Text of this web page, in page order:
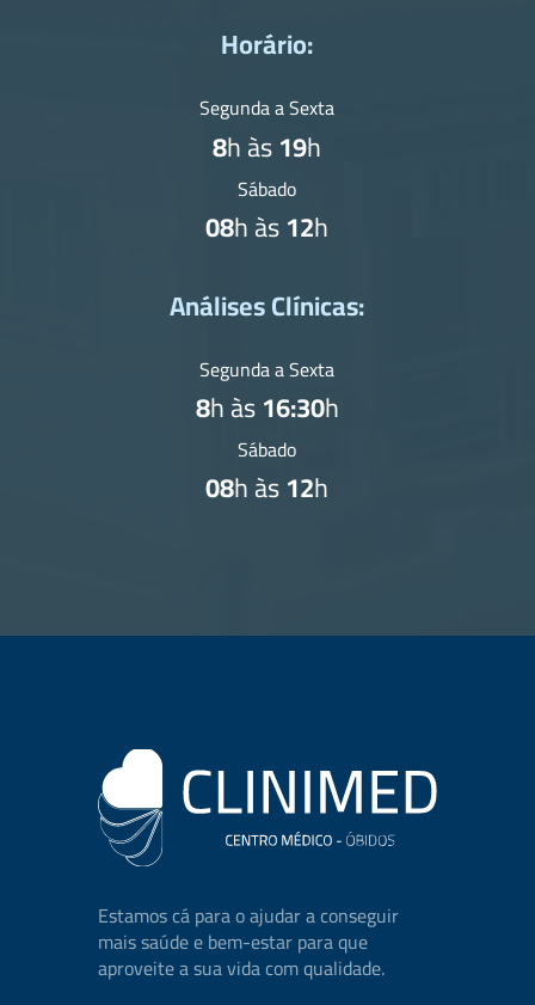
Horário:
Segunda a Sexta
8h às19h
Sábado
08h às12h
Análises Clínicas:
Segunda a Sexta
8h às16:30h
Sábado
08h às12h
Estamos cá para o ajudar a conseguir
mais saúde e bem-estar para que
aproveite a sua vida com qualidade.